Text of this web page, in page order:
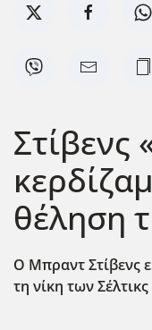
Στίβενς
θέληση
Ο Μπραντ Στίβενς
τη νίκη των